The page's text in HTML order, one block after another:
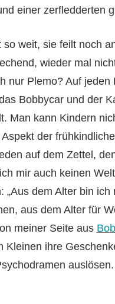
einer zerfledderten
weit, sie feilt noch
wieder mal
nur Plemo? Auf
Bobbycar und der
Man kann Kindern
der
auf dem Zettel,
mir auch keinen
„Aus dem Alter bin
aus dem Alter für
meiner Seite aus
Kleinen ihre